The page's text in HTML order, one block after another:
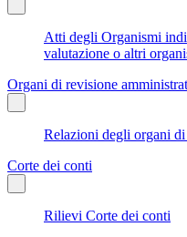
Atti degli Organismi
valutazione o altri
Organi di revisione
Relazioni degli organi
Corte dei conti
Rilievi Corte dei conti